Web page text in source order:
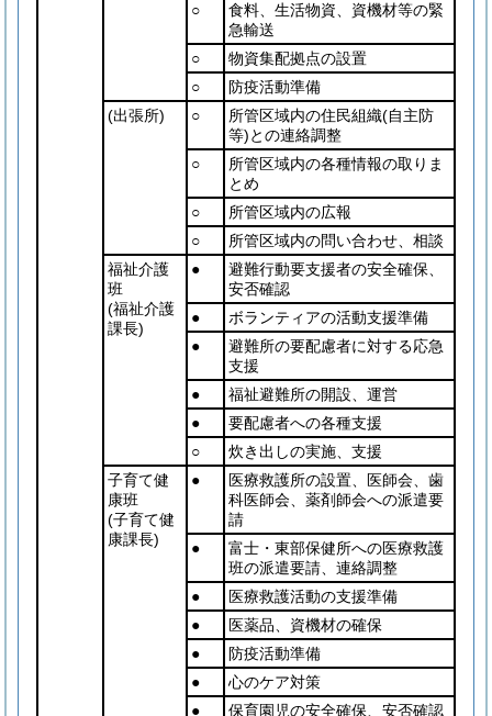
○
食料、生活物資、資機材等の緊
急輸送
○
物資集配拠点の設置
○
防疫活動準備
(出張所)
○ 所管区域内の住民組織(自主防
等)との連絡調整
○
所管区域内の各種情報の取りま
とめ
○
所管区域内の広報
○
所管区域内の問い合わせ、相談
福祉介護
班
(福祉介護
課長)
●
避難行動要支援者の安全確保、
安否確認
●
ボランティアの活動支援準備
●
避難所の要配慮者に対する応急
支援
●
福祉避難所の開設、運営
●
要配慮者への各種支援
○
炊き出しの実施、支援
子育て健
康班
(子育て健
康課長)
●
医療救護所の設置、医師会、歯
科医師会、薬剤師会への派遣要
請
●
富士・東部保健所への医療救護
班の派遣要請、連絡調整
●
医療救護活動の支援準備
●
医薬品、資機材の確保
●
防疫活動準備
●
心のケア対策
●
保育園児の安全確保、安否確認